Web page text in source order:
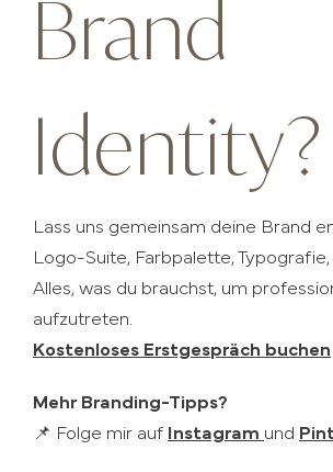
Brand
Identity?
Lass uns gemeinsam deine Brand
Logo-Suite, Farbpalette,
Alles, was du brauchst, um
aufzutreten.
Kostenloses Erstgespräch buchen
Mehr Branding-Tipps?
📌 Folge mir auf
Instagram und